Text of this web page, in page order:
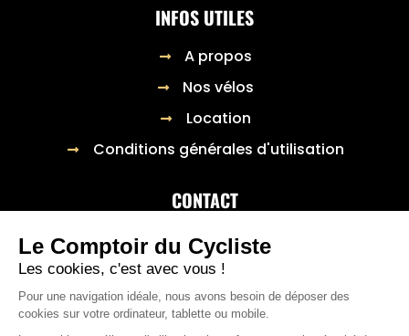
INFOS UTILES
A propos
Nos vélos
Location
Conditions générales d'utilisation
CONTACT
23 Rue général Raynal,
03300 Cusset
04 70 98 66 22
Formulaire de contact
Le Comptoir du Cycliste
Les cookies, c'est avec vous !
Pour une navigation idéale, nous avons besoin de déposer des
cookies sur votre ordinateur, tablette ou mobile.